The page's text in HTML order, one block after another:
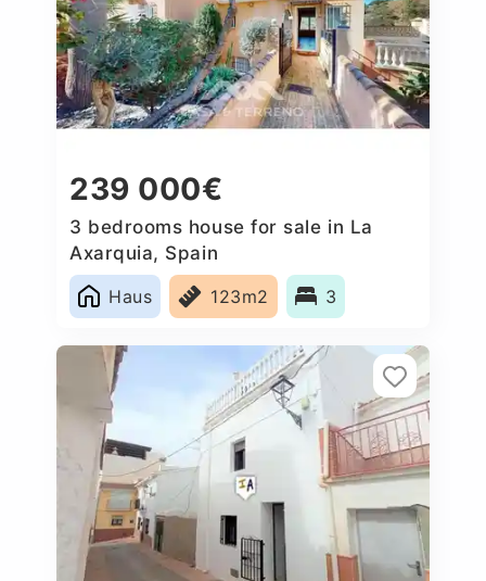
239 000€
3 bedrooms house for sale in La
Axarquia, Spain
Haus
123m2 3